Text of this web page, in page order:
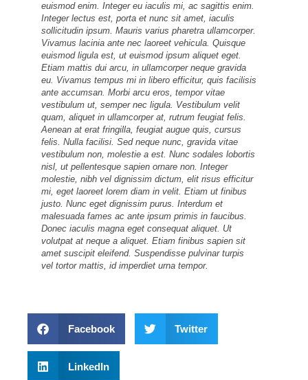
euismod enim. Integer eu iaculis mi, ac sagittis enim.
Integer lectus est, porta et nunc sit amet, iaculis
sollicitudin ipsum. Mauris varius pharetra ullamcorper.
Vivamus lacinia ante nec laoreet vehicula. Quisque
euismod ligula est, ut euismod ipsum aliquet eget.
Etiam mattis dui arcu, in ullamcorper neque gravida
eu. Vivamus tempus mi in libero efficitur, quis facilisis
ante accumsan. Morbi arcu eros, tempor vitae
vestibulum ut, semper nec ligula. Vestibulum velit
quam, aliquet in ullamcorper at, rutrum feugiat felis.
Aenean at erat fringilla, feugiat augue quis, cursus
felis. Nulla facilisi. Sed neque nunc, gravida vitae
vestibulum non, molestie a est. Nunc sodales lobortis
nisl, ut pellentesque sapien ornare non. Integer
molestie, nibh vel dignissim dictum, elit risus efficitur
mi, eget laoreet lorem diam in velit. Etiam ut finibus
justo. Nunc eget dignissim purus. Interdum et
malesuada fames ac ante ipsum primis in faucibus.
Donec iaculis magna eget consequat aliquet. Ut
volutpat at neque a aliquet. Etiam finibus sapien sit
amet suscipit eleifend. Suspendisse pulvinar turpis
vel tortor mattis, id imperdiet urna tempor.
Facebook Twitter
LinkedIn